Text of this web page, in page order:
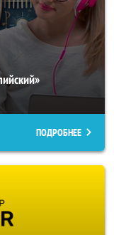
ПОДРОБНЕЕ